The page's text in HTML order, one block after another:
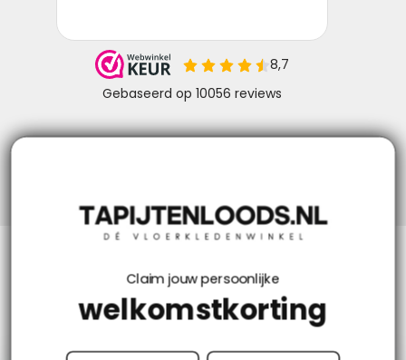
Mijn account
Claim jouw persoonlijke
welkomstkorting